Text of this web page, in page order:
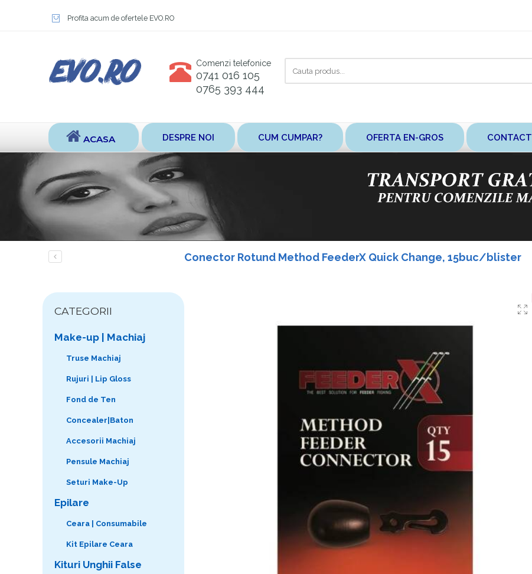
Profita acum de ofertele EVO.RO
Comenzi telefonice
0741 016 105
0765 393 444
aici
ACASA DESPRE NOI CUM CUMPAR? OFERTA EN-GROS CONTACT
Conector Rotund Method FeederX Quick Change, 15buc/blister
CATEGORII
Make-up | Machiaj
Truse Machiaj
Rujuri | Lip Gloss
Fond de Ten
Concealer|Baton
Accesorii Machiaj
Pensule Machiaj
Seturi Make-Up
Epilare
Ceara | Consumabile
Kit Epilare Ceara
Kituri Unghii False